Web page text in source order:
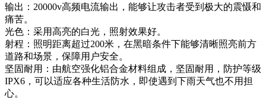
输出：20000v高频电流输出，能够让攻击者受到极大的震慑和
痛苦。
光色：采用高亮的白光，照射效果好。
射程：照明距离超过200米，在黑暗条件下能够清晰照亮前方
道路和场景，保障用户安全。
坚固耐用：由航空强化铝合金材料组成，坚固耐用，防护等级
IPX6，可以适应各种生活防水，即使遇到下雨天气也不用担
心。